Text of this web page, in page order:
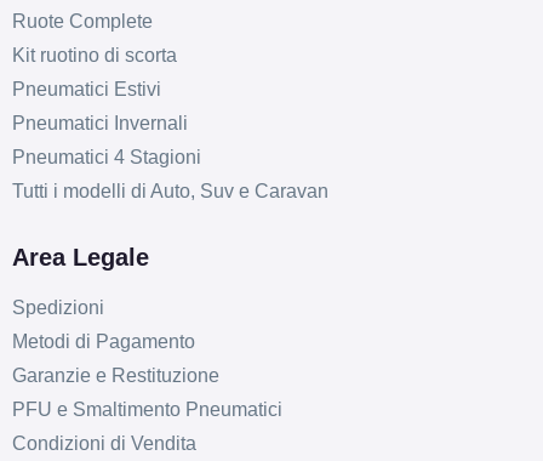
Ruote Complete
Kit ruotino di scorta
Pneumatici Estivi
Pneumatici Invernali
Pneumatici 4 Stagioni
Tutti i modelli di Auto, Suv e Caravan
Area Legale
Spedizioni
Metodi di Pagamento
Garanzie e Restituzione
PFU e Smaltimento Pneumatici
Condizioni di Vendita